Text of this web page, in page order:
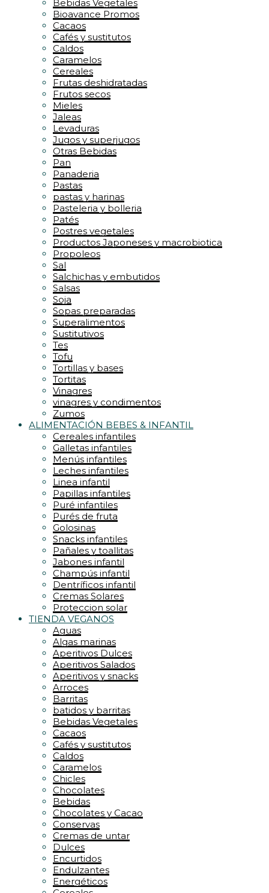
Bebidas Vegetales
Bioavance Promos
Cacaos
Cafés y sustitutos
Caldos
Caramelos
Cereales
Frutas deshidratadas
Frutos secos
Mieles
Jaleas
Levaduras
Jugos y superjugos
Otras Bebidas
Pan
Panaderia
Pastas
pastas y harinas
Pasteleria y bolleria
Patés
Postres vegetales
Productos Japoneses y macrobiotica
Propoleos
Sal
Salchichas y embutidos
Salsas
Soja
Sopas preparadas
Superalimentos
Sustitutivos
Tes
Tofu
Tortillas y bases
Tortitas
Vinagres
vinagres y condimentos
Zumos
ALIMENTACIÓN BEBES & INFANTIL
Cereales infantiles
Galletas infantiles
Menús infantiles
Leches infantiles
Linea infantil
Papillas infantiles
Puré infantiles
Purés de fruta
Golosinas
Snacks infantiles
Pañales y toallitas
Jabones infantil
Champús infantil
Dentríficos infantil
Cremas Solares
Proteccion solar
TIENDA VEGANOS
Aguas
Algas marinas
Aperitivos Dulces
Aperitivos Salados
Aperitivos y snacks
Arroces
Barritas
batidos y barritas
Bebidas Vegetales
Cacaos
Cafés y sustitutos
Caldos
Caramelos
Chicles
Chocolates
Bebidas
Chocolates y Cacao
Conservas
Cremas de untar
Dulces
Encurtidos
Endulzantes
Energéticos